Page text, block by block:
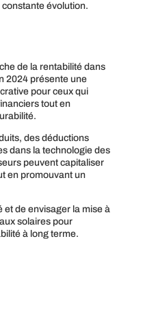
évolution.
de la rentabilité dans
2024 présente une
pour ceux qui
tout en
des déductions
dans la technologie des
peuvent capitaliser
en promouvant un
et de envisager la mise à
solaires pour
à long terme.